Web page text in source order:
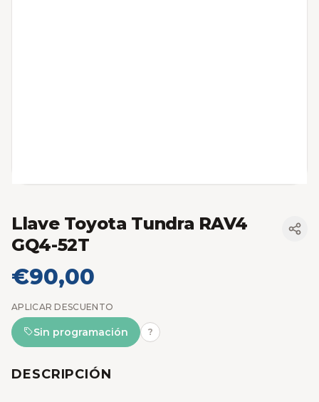
Llave Toyota Tundra RAV4
GQ4-52T
€90,00
APLICAR DESCUENTO
Sin programación ?
DESCRIPCIÓN